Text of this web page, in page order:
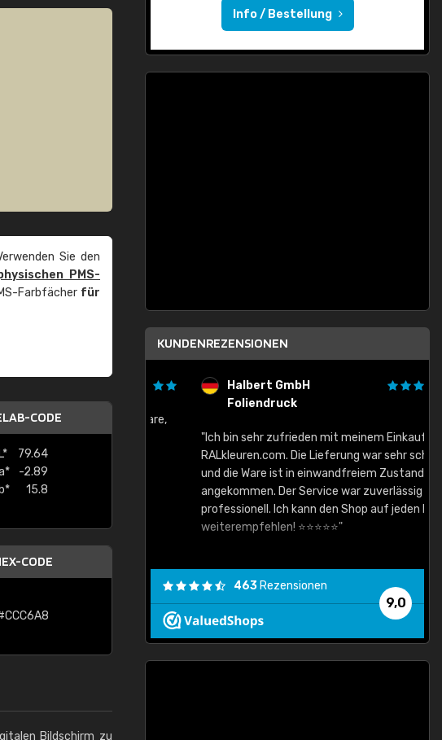
Sie den
PMS-
Farbfächer für
CODE
L*
79.64
-2.89
b*
15.8
CODE
Bildschirm zu
Info / Bestellung
KUNDENREZENSIONEN
wünscht, gute Ware,
Halbert GmbH
Foliendruck
"Ich bin sehr zufrieden mit meinem Einkauf bei
RALkleuren.com. Die Lieferung war sehr schnell
und die Ware ist in einwandfreiem Zustand
angekommen. Der Service war zuverlässig und
professionell. Ich kann den Shop auf jeden Fall
weiterempfehlen! ⭐⭐⭐⭐⭐"
9,0
463 Rezensionen